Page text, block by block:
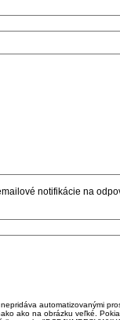
notifikácie na
automatizovanými
ako na obrázku veľké.